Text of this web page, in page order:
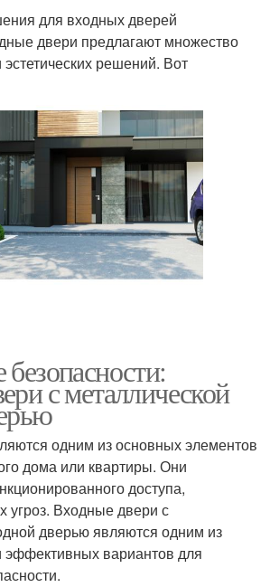
для входных дверей
двери предлагают множество
решений. Вот
с металлической
одним из основных элементов
дома или квартиры. Они
доступа,
угроз. Входные двери с
дверью являются одним из
вариантов для